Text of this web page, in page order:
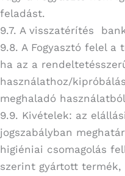
feladást.
9.7. A visszatérítés
9.8. A Fogyasztó felel a
ha az a
használathoz/
meghaladó
9.9. Kivételek: az
jogszabályban
higiéniai csomagolás
szerint gyártott